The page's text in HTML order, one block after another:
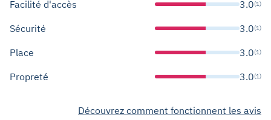
Facilité d'accès 3.0(1)
Sécurité 3.0(1)
Place 3.0(1)
Propreté 3.0(1)
Découvrez comment fonctionnent les avis